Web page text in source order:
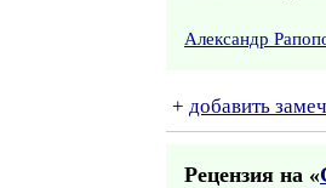
Александр
+ добавить
Рецензия на «